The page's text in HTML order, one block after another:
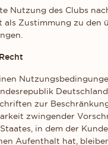
Nutzung des Clubs
Zustimmung zu den
zur
zwingender
in dem der
Aufenthalt hat,